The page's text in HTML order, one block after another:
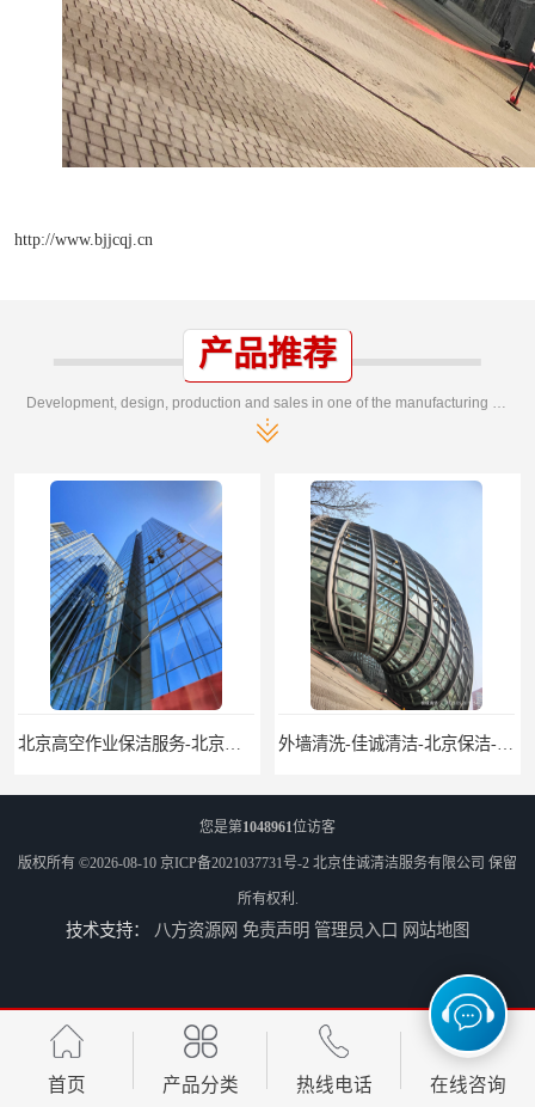
http://www.bjjcqj.cn
产品推荐
北京建筑物外墙清洁服务-北京高空保洁服务公司-北京物业管理服务公司
您是第1048961位访客
版权所有 ©2026-08-10 京ICP备2021037731号-2 北京佳诚清洁服务有限公司 保留
所有权利.
技术支持： 八方资源网 免责声明 管理员入口 网站地图
首页 产品分类 热线电话 在线咨询